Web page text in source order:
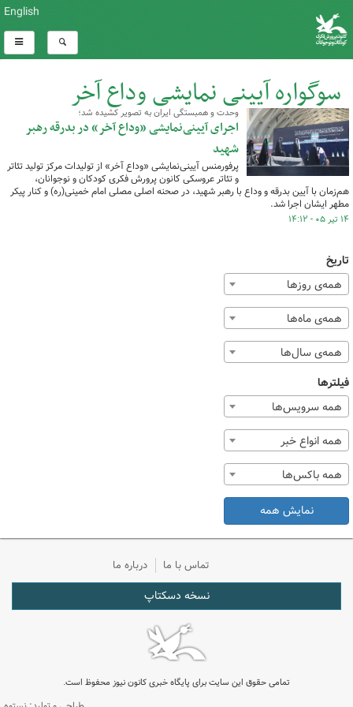
English
سوگواره آیینی نمایشی وداع آخر
کل اخبار:1
وحدت و همبستگی ایران به تصویر کشیده شد؛
اجرای آیینی‌نمایشی «وداع آخر» در بدرقه رهبر
شهید
پرفورمنس آیینی‌نمایشی «وداع آخر» از تولیدات مرکز تولید تئاتر
و تئاتر عروسکی کانون پرورش فکری کودکان و نوجوانان،
هم‌زمان با آیین بدرقه و وداع با رهبر شهید، در صحنه اصلی مصلی امام خمینی(ره) و کنار پیکر
مطهر ایشان اجرا شد.
۱۴ تیر ۰۵ - ۱۴:۱۲
تاریخ
همه‌ی روزها
همه‌ی ماه‌ها
همه‌ی سال‌ها
فیلترها
همه سرویس‌ها
همه انواع خبر
همه باکس‌ها
نمایش همه
تماس با ما درباره ما
نسخه دسکتاپ
تمامی حقوق این سایت برای پایگاه خبری کانون نیوز محفوظ است.